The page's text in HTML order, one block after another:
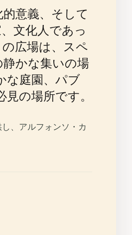
意義、そして
文化人であっ
広場は、スペ
かな集いの場
な庭園、パブ
の場所です。
、アルフォンソ・カ